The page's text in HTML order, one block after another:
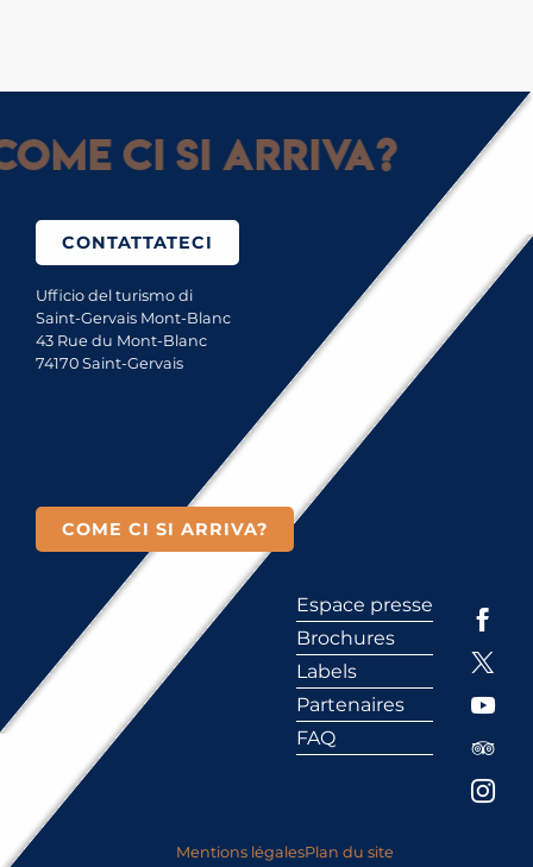
ci si arriva?
CONTATTATECI
Ufficio del turismo di
Saint-Gervais Mont-Blanc
43 Rue du Mont-Blanc
74170 Saint-Gervais
COME CI SI ARRIVA?
Espace presse
Brochures
Labels
Partenaires
FAQ
Mentions légalesPlan du site